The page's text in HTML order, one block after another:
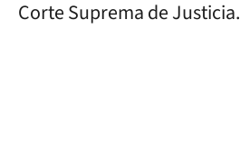
Corte Suprema de Justicia.